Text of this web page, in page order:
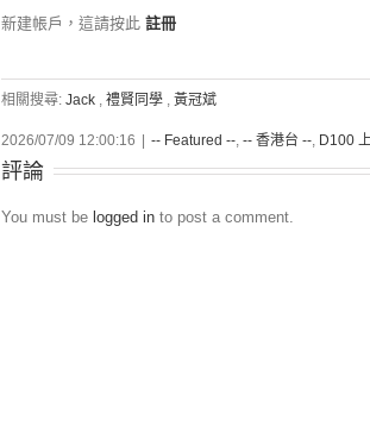
新建帳戶，這請按此 註冊
相關搜尋: Jack , 禮賢同學 , 黃冠斌
2026/07/09 12:00:16 -- Featured --, -- 香港台 --, D100
評論
You must be logged in to post a comment.